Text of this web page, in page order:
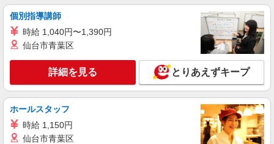
通費全支給(ガソリン代含む)＞
キープ 詳細を見る
株式会社kotrio /●NG-H-1992427
個別ケア重視！高級シニア住宅で巡回やケアな
時給1500円〜2125円 ＜日払い有/週払い有/交
個別指導講師
時給 1,040円〜1,390円
仙台市青葉区
詳細を見る とりあえずキープ
ホールスタッフ
時給 1,150円
仙台市青葉区